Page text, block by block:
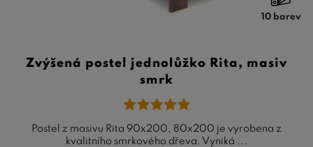
10 barev
Zvýšená postel jednolůžko Rita, masiv
smrk
Postel z masivu Rita 90x200, 80x200 je vyrobena z
kvalitního smrkového dřeva. Vyniká ...